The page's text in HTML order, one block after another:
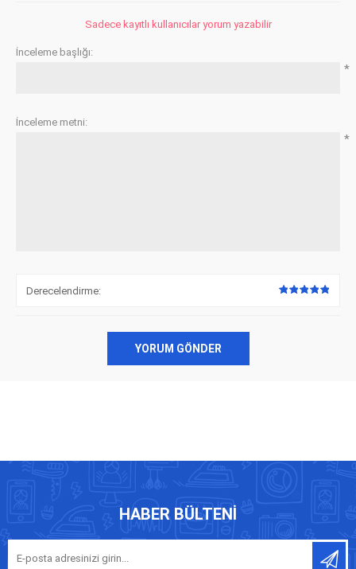
Sadece kayıtlı kullanıcılar yorum yazabilir
İnceleme başlığı:
*
İnceleme metni:
*
Derecelendirme:
YORUM GÖNDER
HABER BÜLTENI